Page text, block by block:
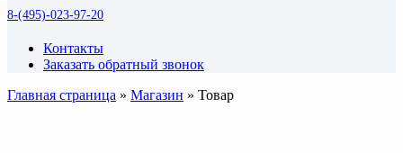
8-(495)-023-97-20
Контакты
Заказать обратный звонок
Главная страница » Магазин » Товар